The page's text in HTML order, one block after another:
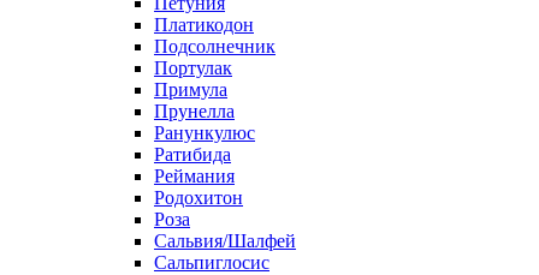
Платикодон
Подсолнечник
Портулак
Примула
Прунелла
Ранункулюс
Ратибида
Реймания
Родохитон
Роза
Сальвия/Шалфей
Сальпиглосис